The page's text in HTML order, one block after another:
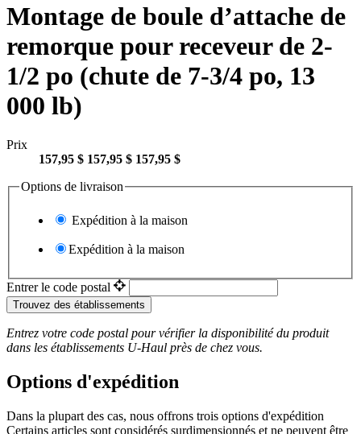
Montage de boule d’attache de
remorque pour receveur de 2-
1/2 po (chute de 7-3/4 po, 13
000 lb)
Prix
157,95 $ 157,95 $ 157,95 $
Options de livraison
Expédition à la maison
Expédition à la maison
Entrer le code postal
Trouvez des établissements
Entrez votre code postal pour vérifier la disponibilité du produit
dans les établissements U-Haul près de chez vous.
Options d'expédition
Dans la plupart des cas, nous offrons trois options d'expédition
Certains articles sont considérés surdimensionnés et ne peuvent être